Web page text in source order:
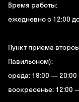
Время работы:
ежедневно с 12:00
Пункт приема
Павильоном):
среда: 19:00 — 20:00
воскресенье: 12:00